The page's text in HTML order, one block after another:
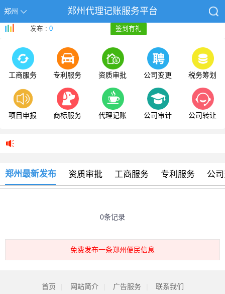
郑州 郑州代理记账服务平台
发布 :0 签到有礼
工商服务 专利服务 资质审批 公司变更 税务筹划
项目申报 商标服务 代理记账 公司审计 公司转让
郑州最新发布 资质审批 工商服务 专利服务 公
0条记录
免费发布一条郑州便民信息
首页 网站简介 广告服务 联系我们